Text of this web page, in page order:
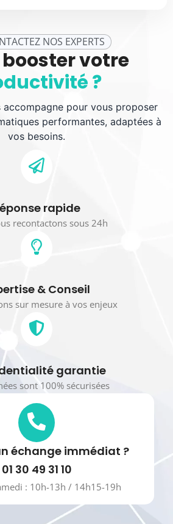
NOS EXPERTS
booster votre
?
accompagne pour vous proposer
performantes, adaptées à
vos besoins.
rapide
recontactons sous 24h
& Conseil
sur mesure à vos enjeux
garantie
sont 100% sécurisées
échange immédiat ?
01 30 49 31 10
: 10h-13h / 14h15-19h